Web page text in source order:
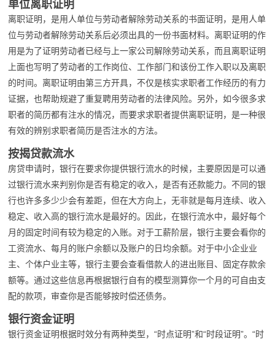
单位离职证明
离职证明，是用人单位与劳动者解除劳动关系的书面证明，是用人单
位与劳动者解除劳动关系后必须出具的一份书面材料。离职证明的作
用是为了证明劳动者已经与上一家公司解除劳动关系，而且离职证明
上面也写明了劳动者的工作岗位、工作部门和该份工作入职以及离职
的时间。离职证明由第三方开具，不仅是核实求职者工作经历的有力
证据，也帮助规避了重复聘用劳动者的法律风险。另外，如今很多求
职者的简历都有注水的情况，而要求求职者提供离职证明，是一种很
有效的辨别求职者简历是否注水的方法。
按揭贷款流水
房贷申请时，银行在要求你提供银行流水的时候，主要原因是可以通
过银行流水来判别你是否有稳定的收入，是否有还款能力。不同的银
行也许多多少少会有差距，但在大方向上，无非就是每月连续、收入
稳定、收入高的银行流水是最好的。因此，在银行流水中，最好每个
月的固定时间有较为稳定的入账。对于工薪阶层，银行主要会看你的
工资流水、每月的账户余额以及账户的日均余额。对于中小企业业
主、个体户业主等，银行主要会查看借款人的进出账目、固定存款余
额等。通过这些信息再根据银行自有的模型测算你一个月的可自由支
配的款项，审查你是否能够按时偿还债务。
银行资金证明
银行资金证明根据时效分有两种类型，“时点证明”和“时段证明”。“时